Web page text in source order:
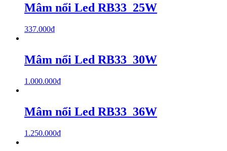
Mâm nổi Led RB33_25W
337.000₫
Mâm nổi Led RB33_30W
1.000.000₫
Mâm nổi Led RB33_36W
1.250.000₫